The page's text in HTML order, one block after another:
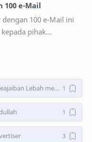
100 e-Mail
pihak
8 Keajaiban Lebah menurut Al-Qur’an part 2